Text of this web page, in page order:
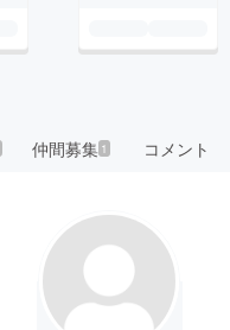
仲間募集 1 コメント